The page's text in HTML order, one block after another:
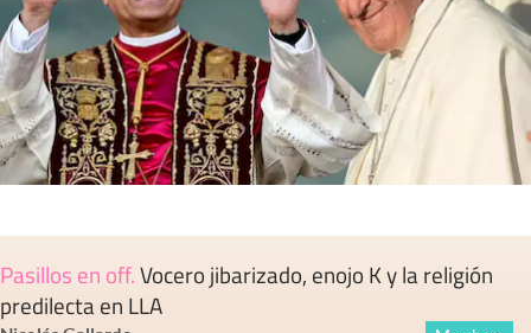
Pasillos en off.Vocero jibarizado, enojo K y la religión
predilecta en LLA